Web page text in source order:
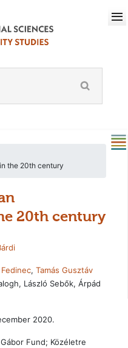
the 20th century
20th century
, Tamás Gusztáv
László Sebők, Árpád
2020.
Fund; Közéletre